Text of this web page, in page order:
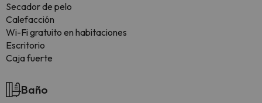
Secador de pelo
Calefacción
Wi-Fi gratuito en habitaciones
Escritorio
Caja fuerte
Baño